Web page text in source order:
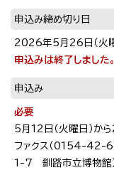
申込み締め切り日
2026年5月26日（火曜
申込みは終了しました。
申込み
必要
5月12日（火曜日）から
ファクス（0154-42-
1-7 釧路市立博物館）